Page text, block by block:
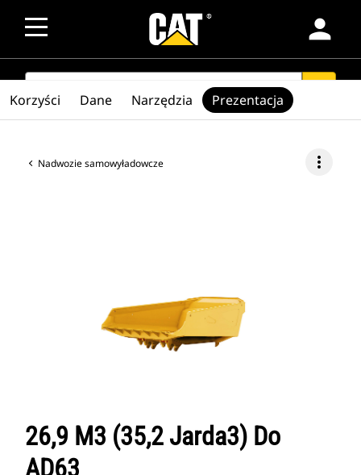
person
SEARCH
Nadwozie samowyładowcze more_vert
26,9 M3 (35,2 Jarda3) Do
Korzyści Dane Narzędzia Prezentacja